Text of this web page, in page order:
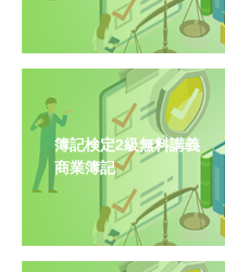
簿記検定2級無料講義
商業簿記